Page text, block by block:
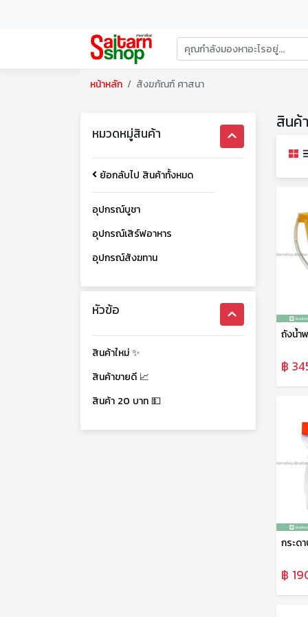
หน้าหลัก สังฆภัณฑ์ ศาสนา
หมวดหมู่สินค้า
ย้อกลับไป สินค้าทั้งหมด
อุปกรณ์บูชา
อุปกรณ์เสิร์ฟอาหาร
อุปกรณ์สังฆทาน
หัวข้อ
สินค้าใหม่ ✨
สินค้าขายดี 📈
สินค้า 20 บาท 💵
สินค้
฿
฿